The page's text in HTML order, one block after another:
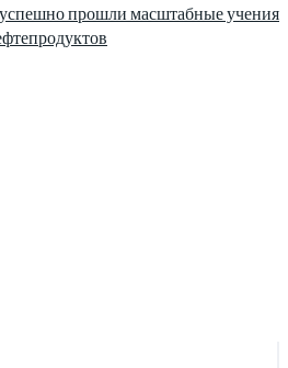
прошли масштабные учения